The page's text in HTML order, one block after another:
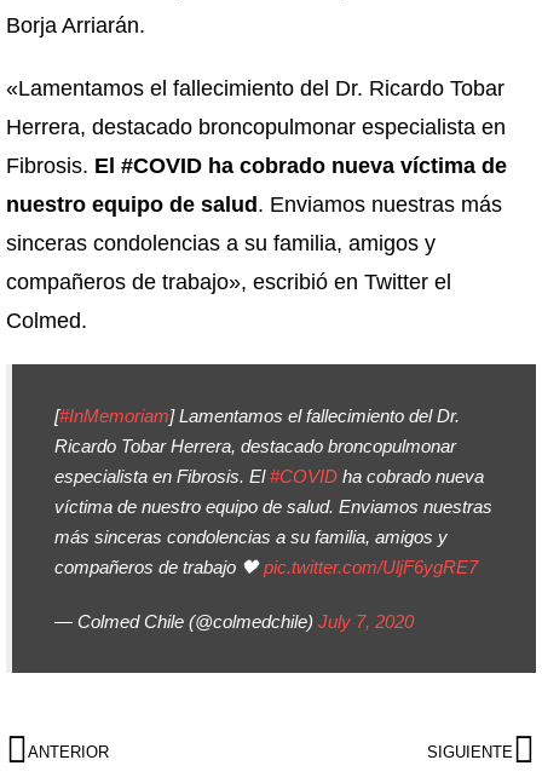
Borja Arriarán.
«Lamentamos el fallecimiento del Dr. Ricardo Tobar
Herrera, destacado broncopulmonar especialista en
Fibrosis. El #COVID ha cobrado nueva víctima de
nuestro equipo de salud . Enviamos nuestras más
sinceras condolencias a su familia, amigos y
compañeros de trabajo», escribió en Twitter el
Colmed.
[#InMemoriam] Lamentamos el fallecimiento del Dr.
Ricardo Tobar Herrera, destacado broncopulmonar
especialista en Fibrosis. El#COVID ha cobrado nueva
víctima de nuestro equipo de salud. Enviamos nuestras
más sinceras condolencias a su familia, amigos y
compañeros de trabajo 🖤pic.twitter.com/UljF6ygRE7
— Colmed Chile (@colmedchile) July 7, 2020
ANTERIOR SIGUIENTE